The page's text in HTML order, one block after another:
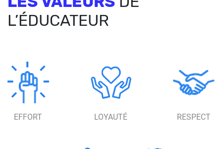
L’ÉDUCATEUR
EFFORT LOYAUTÉ RESPECT